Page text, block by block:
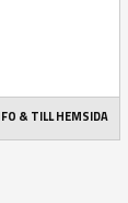
& TILL HEMSIDA